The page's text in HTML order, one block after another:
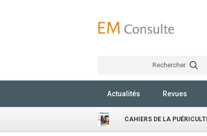
Rechercher
Actualités Revues
CAHIERS DE LA